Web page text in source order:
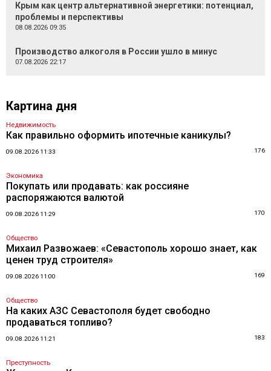
Крым как центр альтернативной энергетики: потенциал,
проблемы и перспективы
08.08.2026 09:35
Производство алкоголя в России ушло в минус
07.08.2026 22:17
Картина дня
Недвижимость
Как правильно оформить ипотечные каникулы?
09.08.2026 11:33 176
Экономика
Покупать или продавать: как россияне
распоряжаются валютой
09.08.2026 11:29 170
Общество
Михаил Развожаев: «Севастополь хорошо знает, как
ценен труд строителя»
09.08.2026 11:00 169
Общество
На каких АЗС Севастополя будет свободно
продаваться топливо?
09.08.2026 11:21 183
Преступность